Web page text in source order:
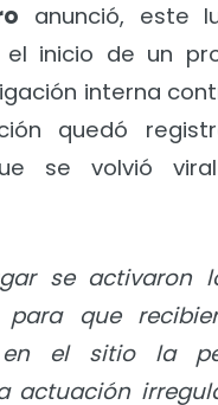
anunció, este
el inicio de un
interna
quedó
se volvió
se activaron
para que
en el sitio la
actuación